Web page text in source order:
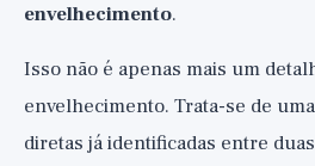
envelhecimento.
Isso não é apenas mais um
envelhecimento. Trata-se de
diretas já identificadas entre